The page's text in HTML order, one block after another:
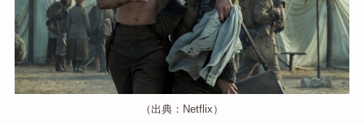
（出典：Netflix）